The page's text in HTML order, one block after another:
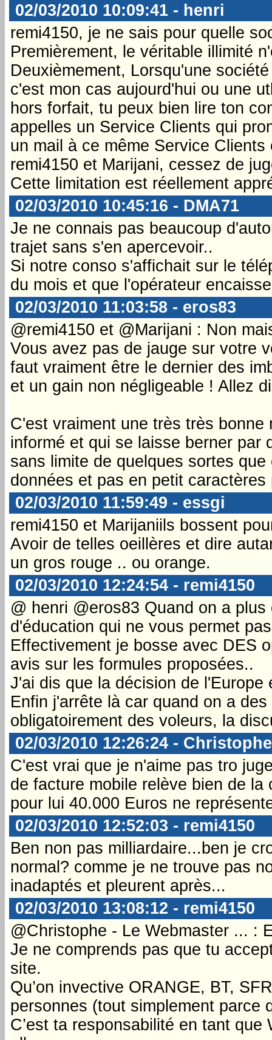
02/03/2010 10:09:41 - henri
remi4150, je ne sais pour quelle
Premièrement, le véritable illimité
Deuxièmement, Lorsqu'une
c'est mon cas aujourd'hui ou une
hors forfait, tu peux bien lire ton
appelles un Service Clients qui
un mail à ce même Service
remi4150 et Marijani, cessez de
Cette limitation est réellement
02/03/2010 10:45:16 - DMA71
Je ne connais pas beaucoup
trajet sans s'en apercevoir..
Si notre conso s'affichait sur le
du mois et que l'opérateur
02/03/2010 11:03:58 - eros83
@remi4150 et @Marijani : Non
Vous avez pas de jauge sur votre
faut vraiment être le dernier des
et un gain non négligeable ! Allez
C'est vraiment une très très
informé et qui se laisse berner par
sans limite de quelques sortes
données et pas en petit
02/03/2010 11:59:49 - essgi
remi4150 et Marijaniils bossent
Avoir de telles oeillères et dire
un gros rouge .. ou orange.
02/03/2010 12:24:54 - remi4150
@ henri @eros83 Quand on a
d'éducation qui ne vous permet
Effectivement je bosse avec DES
avis sur les formules proposées..
J'ai dis que la décision de l'Europe
Enfin j'arrête là car quand on a
obligatoirement des voleurs, la
02/03/2010 12:26:24 -
C'est vrai que je n'aime pas tro
de facture mobile relève bien de
pour lui 40.000 Euros ne
02/03/2010 12:52:03 - remi4150
Ben non pas milliardaire...ben je
normal? comme je ne trouve pas
inadaptés et pleurent après...
02/03/2010 13:08:12 - remi4150
@Christophe - Le Webmaster ... :
Je ne comprends pas que tu
site.
Qu’on invective ORANGE, BT,
personnes (tout simplement parce
C’est ta responsabilité en tant